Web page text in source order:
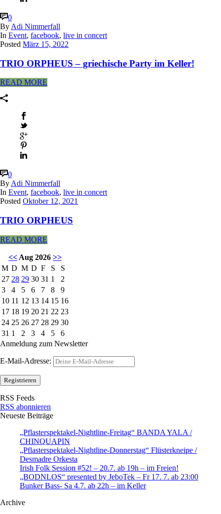
0
By Adi Nimmerfall
In Event, facebook, live in concert
Posted März 15, 2022
TRIO ORPHEUS – griechische Party im Keller!
READ MORE
0
By Adi Nimmerfall
In Event, facebook, live in concert
Posted Oktober 12, 2021
TRIO ORPHEUS
READ MORE
<< Aug 2026 >>
M D M D F S
S
27 28 29 30 31 1
2
3
4 5 6 7 8
9
10 11 12 13 14 15 16
17 18 19 20 21 22 23
24 25 26 27 28 29 30
31 1 2 3 4 5
6
Anmeldung zum Newsletter
E-Mail-Adresse:
RSS Feeds
RSS abonnieren
Neueste Beiträge
„Pflasterspektakel-Nightline-Freitag“ BANDA YALA /
CHINQUAPIN
„Pflasterspektakel-Nightline-Donnerstag“ Flüsterkneipe /
Desmadre Orkesta
Irish Folk Session #52! – 20.7. ab 19h – im Freien!
„BODNLOS“ presented by JeboTek – Fr 17. 7. ab 23:00
Bunker Bass- Sa 4.7. ab 22h – im Keller
Archive